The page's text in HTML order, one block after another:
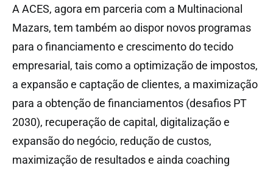
A ACES, agora em parceria com a Multinacional
Mazars, tem também ao dispor novos programas
para o financiamento e crescimento do tecido
empresarial, tais como a optimização de impostos,
a expansão e captação de clientes, a maximização
para a obtenção de financiamentos (desafios PT
2030), recuperação de capital, digitalização e
expansão do negócio, redução de custos,
maximização de resultados e ainda coaching